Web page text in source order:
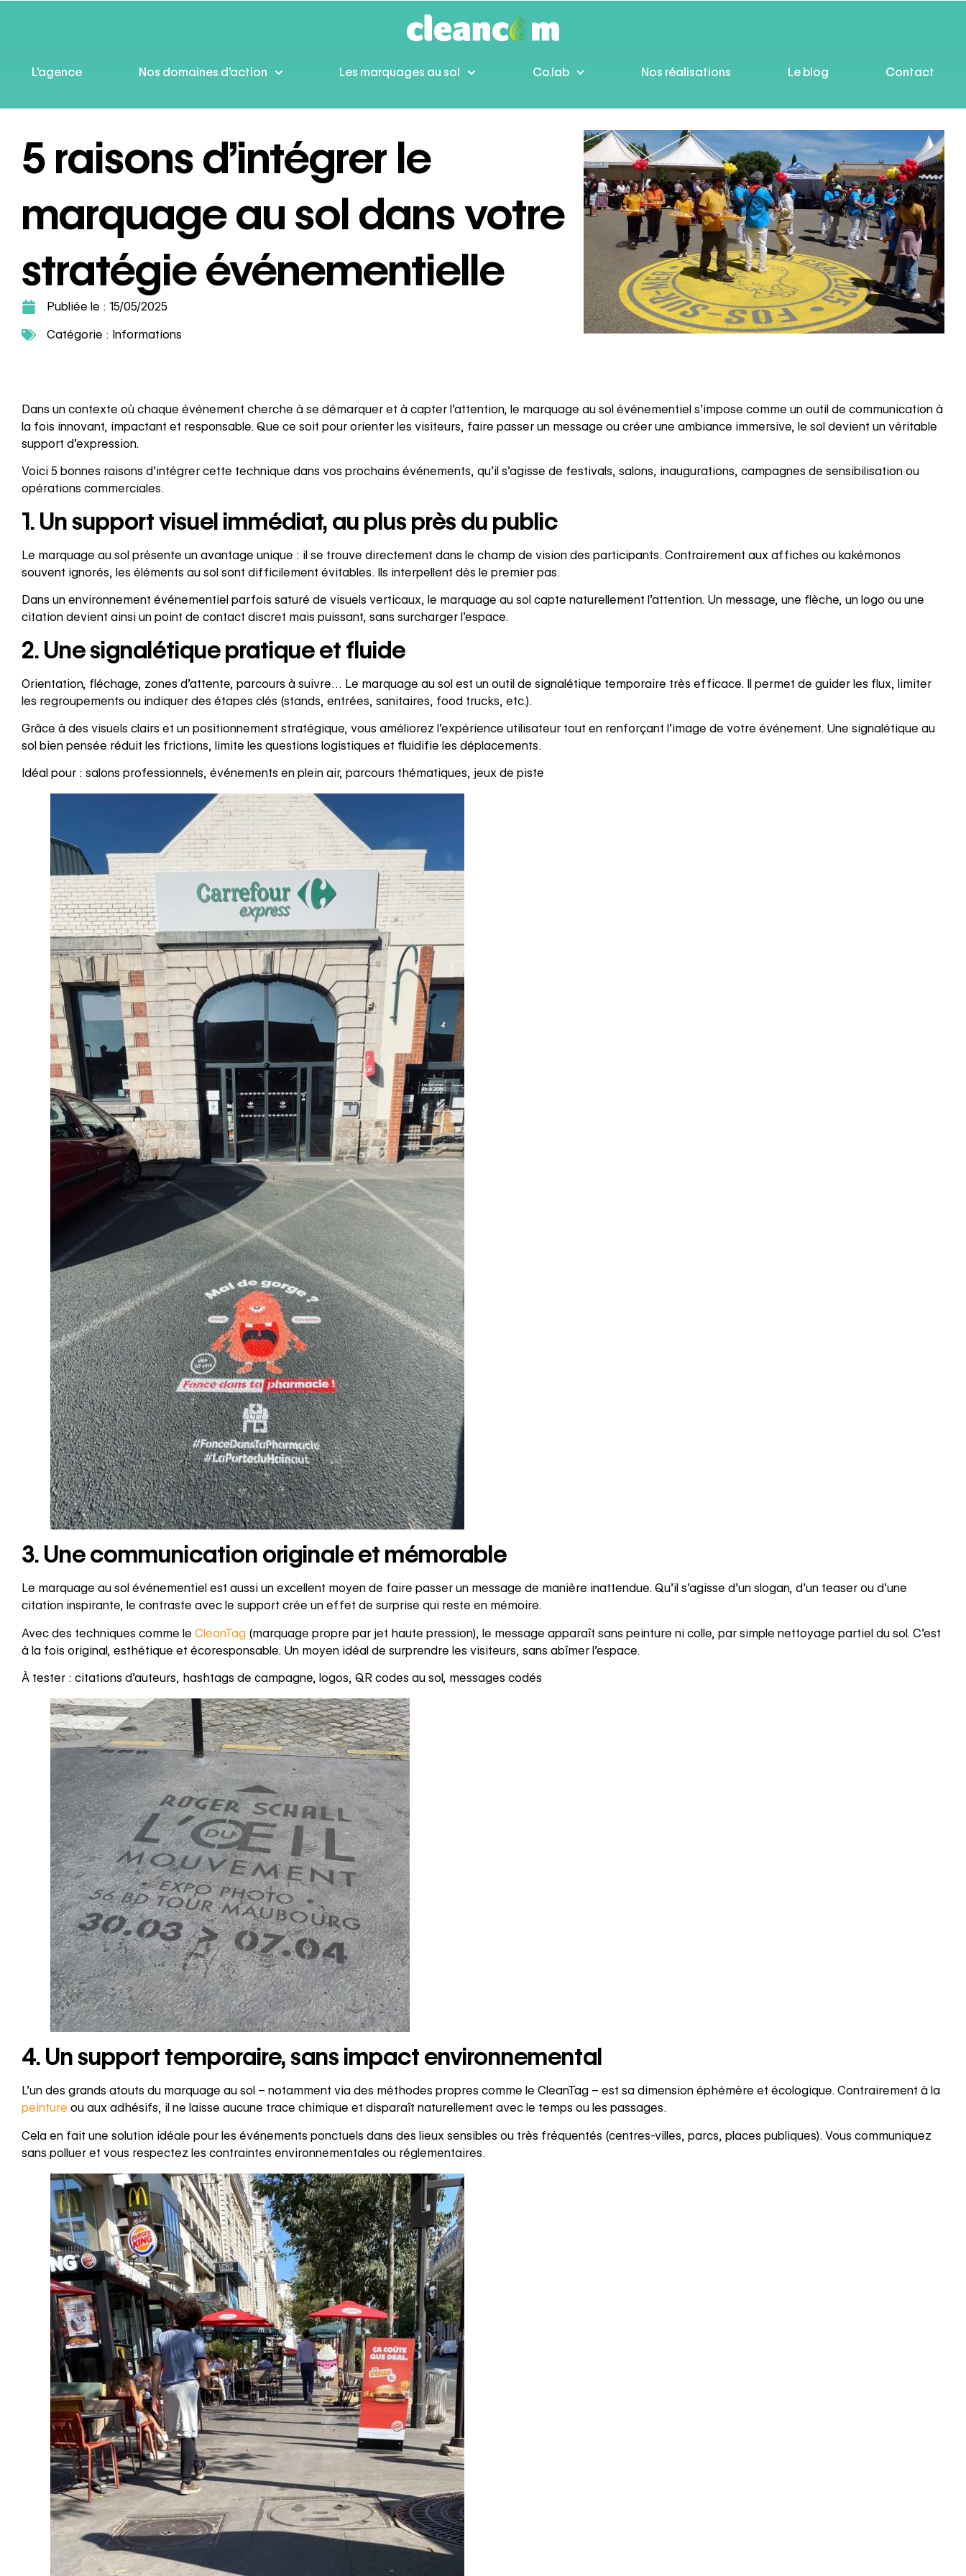
L’agence Nos domaines d’action Les marquages au sol Co.lab Nos réalisations Le blog Contact
5 raisons d’intégrer le
marquage au sol dans votre
stratégie événementielle
Publiée le : 15/05/2025
Catégorie : Informations
Dans un contexte où chaque événement cherche à se démarquer et à capter l’attention, le marquage au sol événementiel s’impose comme un outil de communication à
la fois innovant, impactant et responsable. Que ce soit pour orienter les visiteurs, faire passer un message ou créer une ambiance immersive, le sol devient un véritable
support d’expression.
Voici 5 bonnes raisons d’intégrer cette technique dans vos prochains événements, qu’il s’agisse de festivals, salons, inaugurations, campagnes de sensibilisation ou
opérations commerciales.
1. Un support visuel immédiat, au plus près du public
Le marquage au sol présente un avantage unique : il se trouve directement dans le champ de vision des participants. Contrairement aux affiches ou kakémonos
souvent ignorés, les éléments au sol sont difficilement évitables. Ils interpellent dès le premier pas.
Dans un environnement événementiel parfois saturé de visuels verticaux, le marquage au sol capte naturellement l’attention. Un message, une flèche, un logo ou une
citation devient ainsi un point de contact discret mais puissant, sans surcharger l’espace.
2. Une signalétique pratique et fluide
Orientation, fléchage, zones d’attente, parcours à suivre… Le marquage au sol est un outil de signalétique temporaire très efficace. Il permet de guider les flux, limiter
les regroupements ou indiquer des étapes clés (stands, entrées, sanitaires, food trucks, etc.).
Grâce à des visuels clairs et un positionnement stratégique, vous améliorez l’expérience utilisateur tout en renforçant l’image de votre événement. Une signalétique au
sol bien pensée réduit les frictions, limite les questions logistiques et fluidifie les déplacements.
Idéal pour : salons professionnels, événements en plein air, parcours thématiques, jeux de piste
3. Une communication originale et mémorable
Le marquage au sol événementiel est aussi un excellent moyen de faire passer un message de manière inattendue. Qu’il s’agisse d’un slogan, d’un teaser ou d’une
citation inspirante, le contraste avec le support crée un effet de surprise qui reste en mémoire.
Avec des techniques comme le CleanTag (marquage propre par jet haute pression), le message apparaît sans peinture ni colle, par simple nettoyage partiel du sol. C’est
à la fois original, esthétique et écoresponsable. Un moyen idéal de surprendre les visiteurs, sans abîmer l’espace.
À tester : citations d’auteurs, hashtags de campagne, logos, QR codes au sol, messages codés
4. Un support temporaire, sans impact environnemental
L’un des grands atouts du marquage au sol – notamment via des méthodes propres comme le CleanTag – est sa dimension éphémère et écologique. Contrairement à la
peinture ou aux adhésifs, il ne laisse aucune trace chimique et disparaît naturellement avec le temps ou les passages.
Cela en fait une solution idéale pour les événements ponctuels dans des lieux sensibles ou très fréquentés (centres-villes, parcs, places publiques). Vous communiquez
sans polluer et vous respectez les contraintes environnementales ou réglementaires.